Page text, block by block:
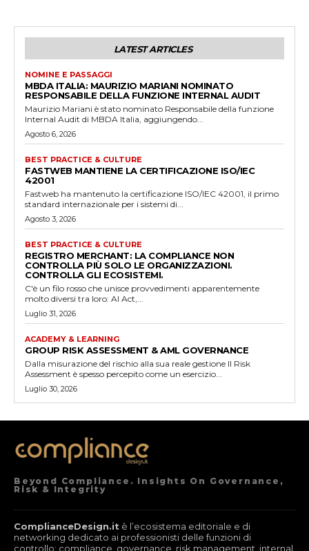
LATEST ARTICLES
NOMINE E PASSAGGI
MBDA ITALIA: MAURIZIO MARIANI NOMINATO
RESPONSABILE DELLA FUNZIONE INTERNAL AUDIT
Maurizio Mariani è stato nominato Responsabile della funzione
Internal Audit di MBDA Italia, aggiungendo...
Agosto 6, 2026
BEST PRACTICE & CULTURE
FASTWEB MANTIENE LA CERTIFICAZIONE ISO/IEC
42001
Fastweb ha mantenuto la certificazione ISO/IEC 42001, il primo
standard internazionale per i sistemi di...
Agosto 3, 2026
BEST PRACTICE & CULTURE
REGISTRO MERCHANT: LA COMPLIANCE NON
CONTROLLA PIÙ SOLO LE ORGANIZZAZIONI.
CONTROLLA GLI ECOSISTEMI.
C'è un filo rosso che unisce provvedimenti apparentemente
molto diversi tra loro: AI Act,...
Luglio 31, 2026
ACADEMY & LEARNING
GROUP RISK ASSESSMENT & AML GOVERNANCE
Dalla misurazione del rischio alla sua reale gestione Il Risk
Assessment è spesso percepito come un esercizio...
Luglio 30, 2026
Beyond Compliance. Insights On Governance,
Risk & Integrity
ComplianceDesign.it è l’ecosistema editoriale e di
networking dedicato ai professionisti delle funzioni di
controllo: compliance, governance, risk management, internal